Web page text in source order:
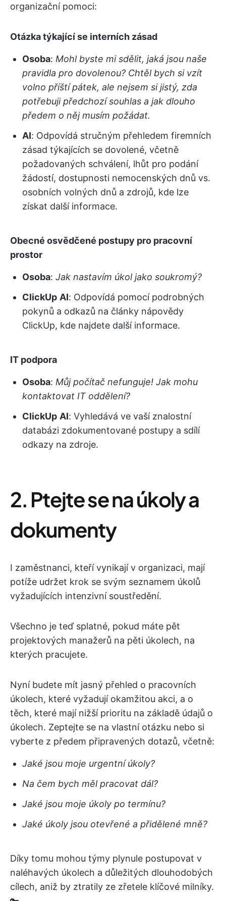
organizační pomoci:
Otázka týkající se interních zásad
Osoba: Mohl byste mi sdělit, jaká jsou naše
pravidla pro dovolenou? Chtěl bych si vzít
volno příští pátek, ale nejsem si jistý, zda
potřebuji předchozí souhlas a jak dlouho
předem o něj musím požádat.
AI: Odpovídá stručným přehledem firemních
zásad týkajících se dovolené, včetně
požadovaných schválení, lhůt pro podání
žádostí, dostupnosti nemocenských dnů vs.
osobních volných dnů a zdrojů, kde lze
získat další informace.
Obecné osvědčené postupy pro pracovní
prostor
Osoba: Jak nastavím úkol jako soukromý?
ClickUp AI: Odpovídá pomocí podrobných
pokynů a odkazů na články nápovědy
ClickUp, kde najdete další informace.
IT podpora
Osoba: Můj počítač nefunguje! Jak mohu
kontaktovat IT oddělení?
ClickUp AI: Vyhledává ve vaší znalostní
databázi zdokumentované postupy a sdílí
odkazy na zdroje.
2. Ptejte se na úkoly a
dokumenty
I zaměstnanci, kteří vynikají v organizaci, mají
potíže udržet krok se svým seznamem úkolů
vyžadujících intenzivní soustředění.
Všechno je teď splatné, pokud máte pět
projektových manažerů na pěti úkolech, na
kterých pracujete.
Nyní budete mít jasný přehled o pracovních
úkolech, které vyžadují okamžitou akci, a o
těch, které mají nižší prioritu na základě údajů o
úkolech. Zeptejte se na vlastní otázku nebo si
vyberte z předem připravených dotazů, včetně:
Jaké jsou moje urgentní úkoly?
Na čem bych měl pracovat dál?
Jaké jsou moje úkoly po termínu?
Jaké úkoly jsou otevřené a přidělené mně?
Díky tomu mohou týmy plynule postupovat v
naléhavých úkolech a důležitých dlouhodobých
cílech, aniž by ztratily ze zřetele klíčové milníky.